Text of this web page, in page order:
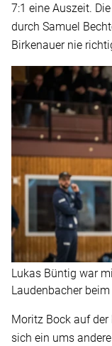
7:1 eine Auszeit.
durch Samuel
Birkenauer nie
Lukas Büntig war
Laudenbacher
Moritz Bock auf
sich ein ums